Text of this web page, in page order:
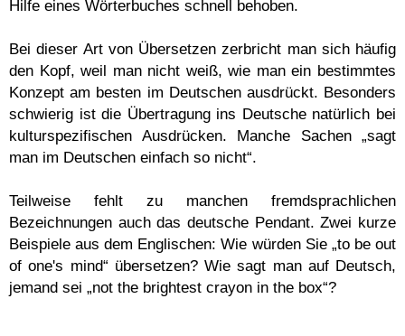
Hilfe eines Wörterbuches schnell behoben.
Bei dieser Art von Übersetzen zerbricht man sich häufig
den Kopf, weil man nicht weiß, wie man ein bestimmtes
Konzept am besten im Deutschen ausdrückt. Besonders
schwierig ist die Übertragung ins Deutsche natürlich bei
kulturspezifischen Ausdrücken. Manche Sachen „sagt
man im Deutschen einfach so nicht“.
Teilweise fehlt zu manchen fremdsprachlichen
Bezeichnungen auch das deutsche Pendant. Zwei kurze
Beispiele aus dem Englischen: Wie würden Sie „to be out
of one's mind“ übersetzen? Wie sagt man auf Deutsch,
jemand sei „not the brightest crayon in the box“?